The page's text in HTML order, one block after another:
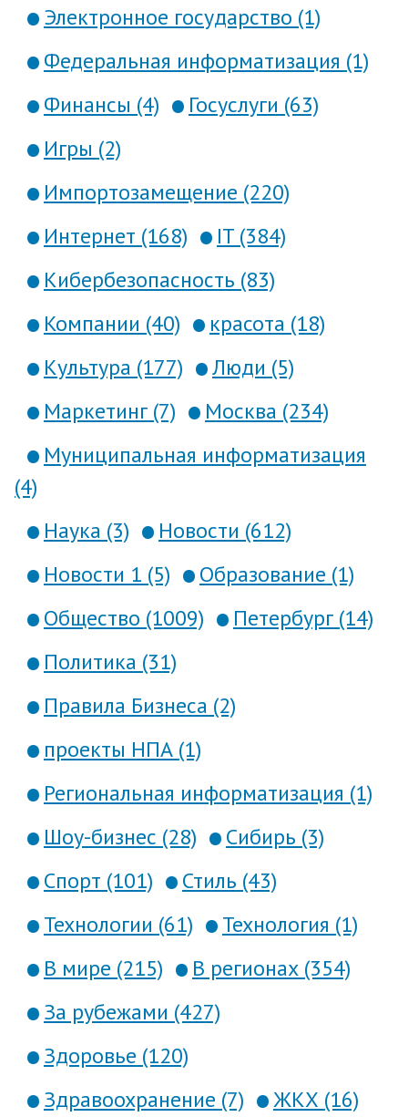
Электронное государство (1)
Федеральная информатизация (1)
Финансы (4)
Госуслуги (63)
Игры (2)
Импортозамещение (220)
Интернет (168)
IT (384)
Кибербезопасность (83)
Компании (40)
красота (18)
Культура (177)
Люди (5)
Маркетинг (7)
Москва (234)
Муниципальная информатизация
(4)
Наука (3)
Новости (612)
Новости 1 (5)
Образование (1)
Общество (1009)
Петербург (14)
Политика (31)
Правила Бизнеса (2)
проекты НПА (1)
Региональная информатизация (1)
Шоу-бизнес (28)
Сибирь (3)
Спорт (101)
Стиль (43)
Технологии (61)
Технология (1)
В мире (215)
В регионах (354)
За рубежами (427)
Здоровье (120)
Здравоохранение (7)
ЖКХ (16)